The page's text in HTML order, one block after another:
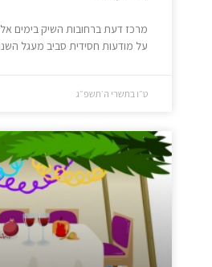
מרכז דעת ברחובות השיק בימים
על מודעות חסידית סביב מעגל
ט״ו בתשרי ה׳תשפ״ג